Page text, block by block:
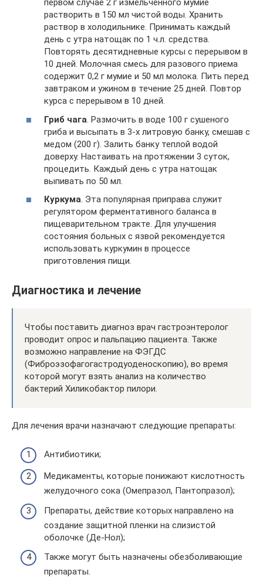
первом случае 2 г измельченного мумие
растворить в 150 мл чистой воды. Хранить
раствор в холодильнике. Принимать каждый
день с утра натощак по 1 ч.л. средства.
Повторять десятидневные курсы с перерывом в
10 дней. Молочная смесь для разового приема
содержит 0,2 г мумие и 50 мл молока. Пить перед
завтраком и ужином в течение 25 дней. Повтор
курса с перерывом в 10 дней.
Гриб чага . Размочить в воде 100 г сушеного
гриба и высыпать в 3-х литровую банку, смешав с
медом (200 г). Залить банку теплой водой
доверху. Настаивать на протяжении 3 суток,
процедить. Каждый день с утра натощак
выпивать по 50 мл.
Куркума. Эта популярная приправа служит
регулятором ферментативного баланса в
пищеварительном тракте. Для улучшения
состояния больных с язвой рекомендуется
использовать куркумин в процессе
приготовления пищи.
Диагностика и лечение
Чтобы поставить диагноз врач гастроэнтеролог
проводит опрос и пальпацию пациента. Также
возможно направление на ФЭГДС
(Фиброэзофагогастродуоденоскопию), во время
которой могут взять анализ на количество
бактерий Хиликобактор пилори.
Для лечения врачи назначают следующие препараты:
Антибиотики;
Медикаменты, которые понижают кислотность
желудочного сока (Омепразол, Пантопразол);
Препараты, действие которых направлено на
создание защитной пленки на слизистой
оболочке (Де-Нол);
Также могут быть назначены обезболивающие
препараты.